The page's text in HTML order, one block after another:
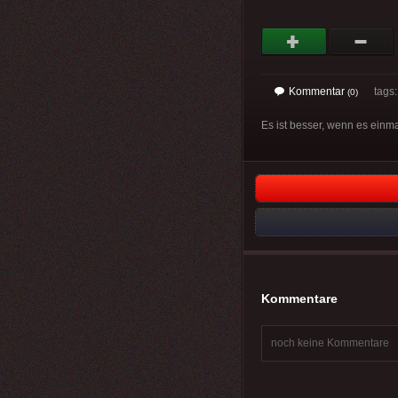
Kommentar (0)
Es ist besser, wenn es
Kommentare
noch keine Kommentare